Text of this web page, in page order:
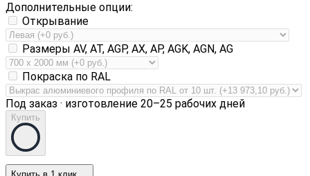
Дополнительные опции:
Открывание
Размеры AV, AT, AGP, AX, AP, AGK, AGN, AG
Покраска по RAL
Под заказ · изготовление 20–25 рабочих дней
Купить